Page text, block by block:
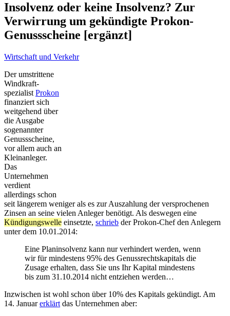
Insolvenz oder keine Insolvenz? Zur
Verwirrung um gekündigte Prokon-
Genussscheine [ergänzt]
Wirtschaft und Verkehr
Der umstrittene
Wind­kraft­
spezialist Prokon
finanziert sich
weitgehend über
die Ausgabe
sogenannter
Genussscheine,
vor allem auch an
Kleinanleger.
Das
Unternehmen
verdient
allerdings schon
seit längerem weniger als es zur Auszahlung der versprochenen
Zinsen an seine vielen Anleger benötigt. Als deswegen eine
Kündigungswelle einsetzte, schrieb der Prokon-Chef den Anlegern
unter dem 10.01.2014:
Eine Planinsolvenz kann nur verhindert werden, wenn
wir für mindestens 95% des Genussrechtskapitals die
Zusage erhalten, dass Sie uns Ihr Kapital mindestens
bis zum 31.10.2014 nicht entziehen werden…
Inzwischen ist wohl schon über 10% des Kapitals gekündigt. Am
14. Januarerklärt das Unternehmen aber: